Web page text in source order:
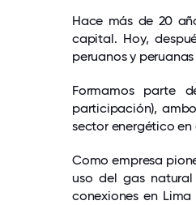
Hace más de 20
capital. Hoy,
peruanos y
Formamos parte
participación),
sector energético
Como empresa
uso del gas
conexiones en